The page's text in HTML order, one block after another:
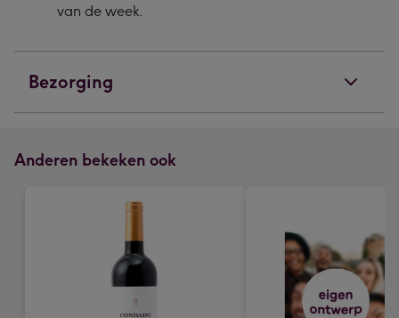
van de week.
Bezorging
Anderen bekeken ook